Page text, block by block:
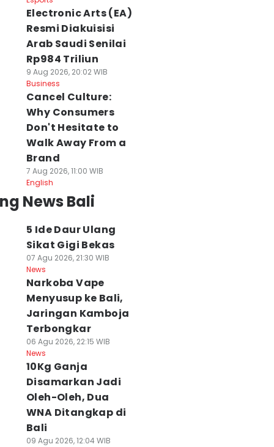
Electronic Arts (EA)
Resmi Diakuisisi
Arab Saudi Senilai
Rp984 Triliun
9 Aug 2026, 20:02 WIB
Business
Cancel Culture:
Why Consumers
Don't Hesitate to
Walk Away From a
Brand
7 Aug 2026, 11:00 WIB
English
News Bali
5 Ide Daur Ulang
Sikat Gigi Bekas
07 Agu 2026, 21:30 WIB
News
Narkoba Vape
Menyusup ke Bali,
Jaringan Kamboja
Terbongkar
06 Agu 2026, 22:15 WIB
News
10Kg Ganja
Disamarkan Jadi
Oleh-Oleh, Dua
WNA Ditangkap di
Bali
09 Agu 2026, 12:04 WIB